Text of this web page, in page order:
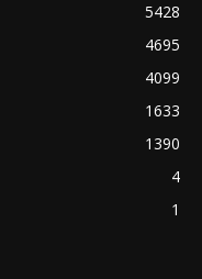
5428
4695
4099
1633
1390
4
1